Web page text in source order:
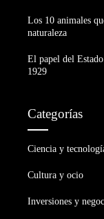
Los 10 animales
naturaleza
El papel del
1929
Categorías
Ciencia y
Cultura y ocio
Inversiones y